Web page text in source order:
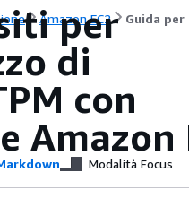
Amazon EC2 Guida
per
di
con
Amazon
Modalità Focus